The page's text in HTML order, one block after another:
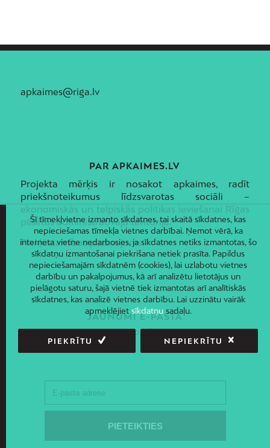
apkaimes@riga.lv
PAR APKAIMES.LV
Projekta mērķis ir nosakot apkaimes, radīt
priekšnoteikumus līdzsvarotas sociāli –
ekonomiskās un telpiskās politikas ieviešanai Rīgas
pilsētas administratīvajā teritorijā.
Piekļūstamības paziņojums
JAUNUMI E-PASTĀ
Piesakies un saņem jaunāko informāciju savā e-pastā!
Šī tīmekļvietne izmanto sīkdatnes, tai skaitā sīkdatnes, kas
nepieciešamas tīmekļa vietnes darbībai. Ņemot vērā, ka
interneta vietne nedarbosies, ja sīkdatnes netiks izmantotas, šo
sīkdatņu izmantošanai piekrišana netiek prasīta. Papildus
nepieciešamajām sīkdatnēm (cookies), lai uzlabotu vietnes
darbību un pakalpojumus, kā arī analizētu lietotājus un
pielāgotu saturu, šajā vietnē tiek izmantotas arī analītiskās
sīkdatnes, kas analizē vietnes darbību. Lai uzzinātu vairāk
apmeklējiet sīkdatņusadaļu.
PIEKRĪTU NEPIEKRĪTU